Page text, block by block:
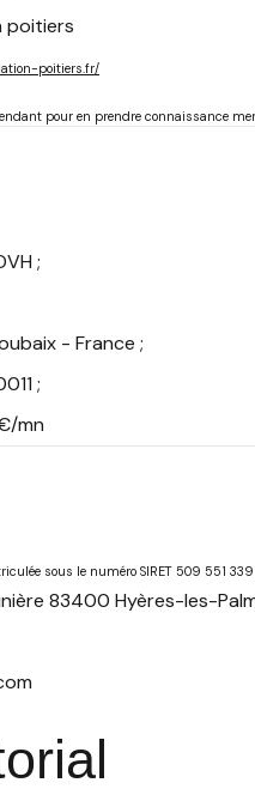
poitiers
poitiers.fr/
pour en prendre connaissance
;
- France ;
;
mn
sous le numéro SIRET 509 551
83400 Hyères-les-